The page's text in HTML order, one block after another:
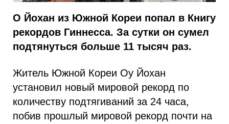
О Йохан из Южной Кореи попал в Книгу
рекордов Гиннесса. За сутки он сумел
подтянуться больше 11 тысяч раз.
Житель Южной Кореи Оу Йохан
установил новый мировой рекорд по
количеству подтягиваний за 24 часа,
побив прошлый мировой рекорд почти на